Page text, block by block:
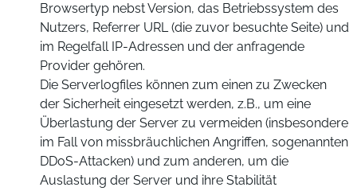
Browsertyp nebst Version, das Betriebssystem des
Nutzers, Referrer URL (die zuvor besuchte Seite) und
im Regelfall IP-Adressen und der anfragende
Provider gehören.
Die Serverlogfiles können zum einen zu Zwecken
der Sicherheit eingesetzt werden, z.B., um eine
Überlastung der Server zu vermeiden (insbesondere
im Fall von missbräuchlichen Angriffen, sogenannten
DDoS-Attacken) und zum anderen, um die
Auslastung der Server und ihre Stabilität